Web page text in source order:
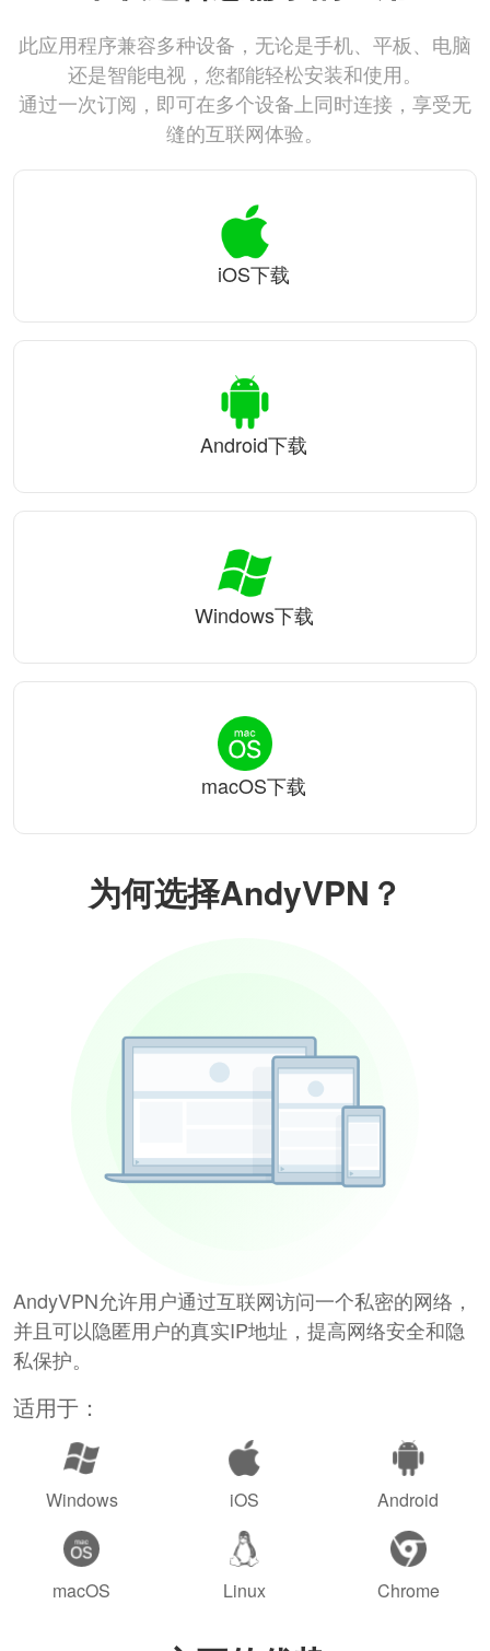
为何选择AndyVPN？
AndyVPN允许用户通过互联网访问一个私密的网络，
并且可以隐匿用户的真实IP地址，提高网络安全和隐
私保护。
适用于：
Windows iOS Android
macOS Linux Chrome
此应用程序兼容多种设备，无论是手机、平板、电脑
还是智能电视，您都能轻松安装和使用。
通过一次订阅，即可在多个设备上同时连接，享受无
缝的互联网体验。
iOS下载
Android下载
Windows下载
macOS下载